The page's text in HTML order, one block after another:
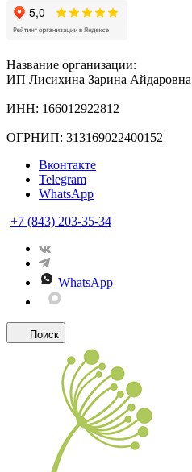
Название организации:
ИП Лисихина Зарина Айдаровна
ИНН: 166012922812
ОГРНИП: 313169022400152
Вконтакте
Telegram
WhatsApp
+7 (843) 203-35-34
WhatsApp
Поиск